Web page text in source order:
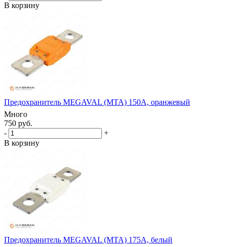
В корзину
Предохранитель MEGAVAL (MTA) 150А, оранжевый
Много
750 руб.
-
+
В корзину
Предохранитель MEGAVAL (MTA) 175А, белый